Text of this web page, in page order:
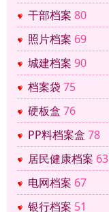
干部档案 80
照片档案 69
城建档案 90
档案袋 75
硬板盒 76
PP料档案盒 78
居民健康档案 63
电网档案 67
银行档案 51